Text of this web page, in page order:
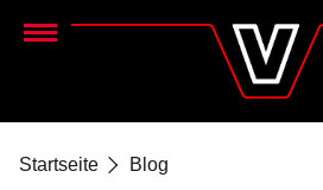
Menu
Startseite Blog